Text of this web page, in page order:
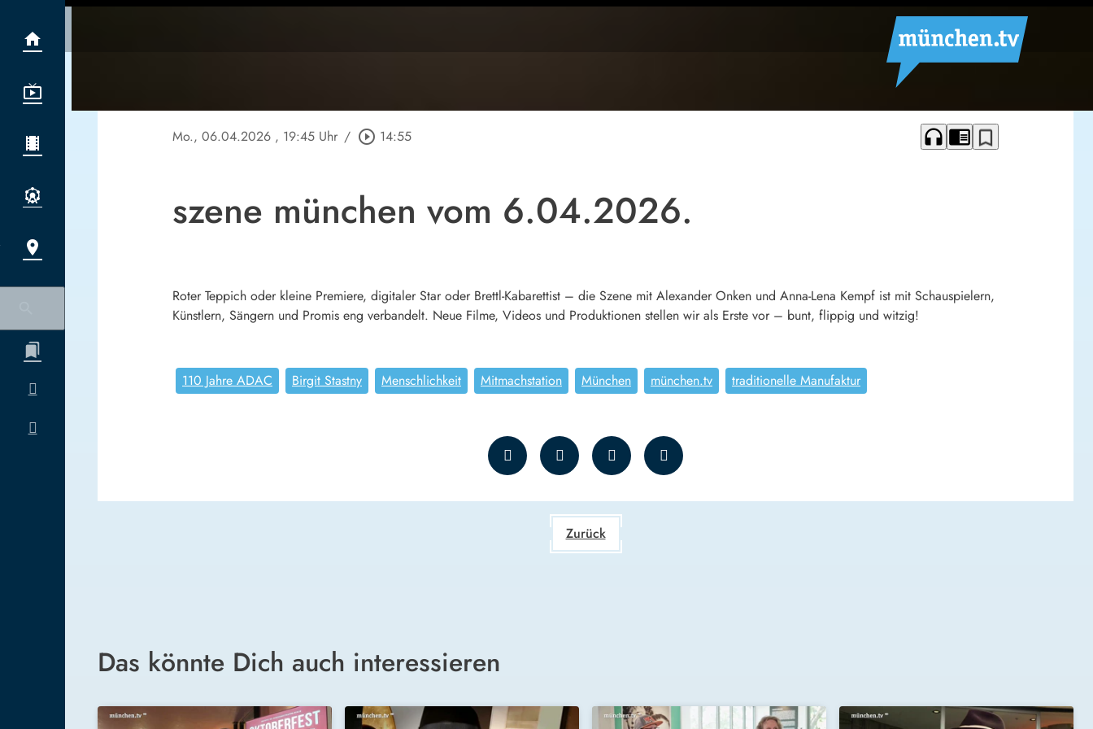
Mo., 06.04.2026 , 19:45 Uhr / play_circle_outline 14:55 headphones chrome_reader_mode bookmark_border
szene münchen vom 6.04.2026.
Roter Teppich oder kleine Premiere, digitaler Star oder Brettl-Kabarettist – die Szene mit Alexander Onken und Anna-Lena Kempf ist mit Schauspielern,
Künstlern, Sängern und Promis eng verbandelt. Neue Filme, Videos und Produktionen stellen wir als Erste vor – bunt, flippig und witzig!
110 Jahre ADAC Birgit Stastny Menschlichkeit Mitmachstation München münchen.tv traditionelle Manufaktur
Zurück
Das könnte Dich auch interessieren